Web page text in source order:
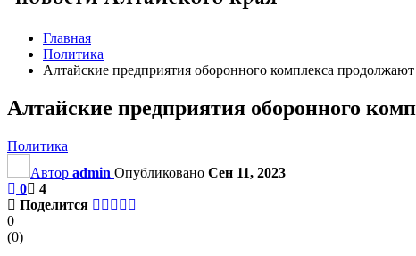
Главная
Политика
Алтайские предприятия оборонного комплекса
Алтайские предприятия оборонного
Политика
Автор admin Опубликовано Сен 11, 2023
0
4
Поделится
0
(0)